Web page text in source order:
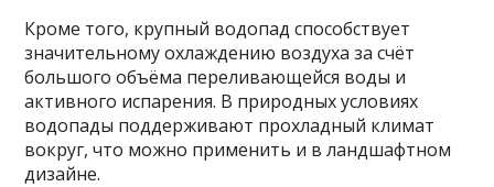
Кроме того, крупный водопад способствует
значительному охлаждению воздуха за счёт
большого объёма переливающейся воды и
активного испарения. В природных условиях
водопады поддерживают прохладный климат
вокруг, что можно применить и в ландшафтном
дизайне.